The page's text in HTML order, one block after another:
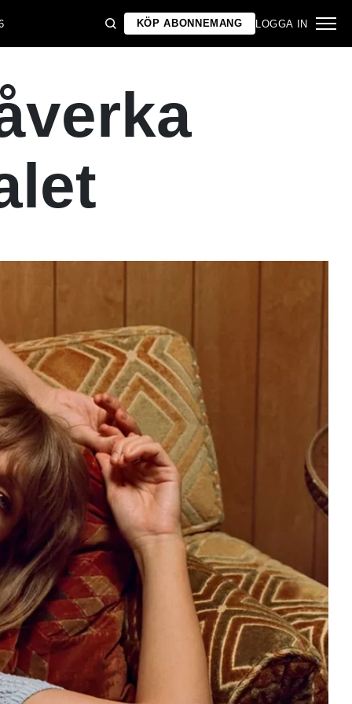
KÖP ABONNEMANG LOGGA IN